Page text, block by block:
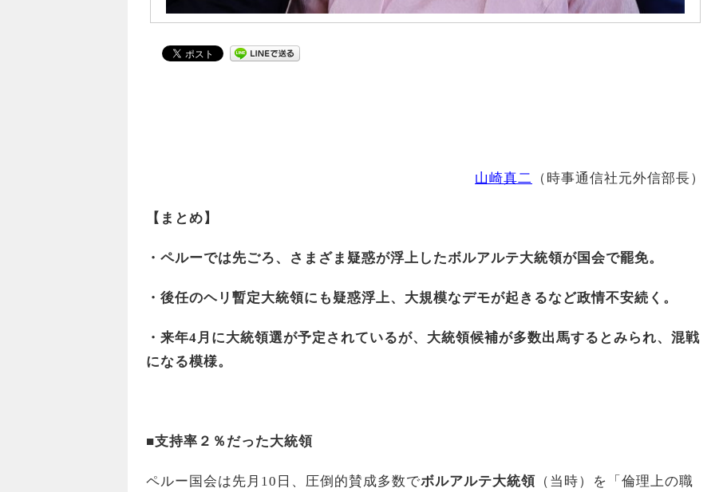
山崎真二 （時事通信社元外信部長）
【まとめ】
・ペルーでは先ごろ、さまざま疑惑が浮上したボルアルテ大統領が国会で罷免。
・後任のヘリ暫定大統領にも疑惑浮上、大規模なデモが起きるなど政情不安続く。
・来年4月に大統領選が予定されているが、大統領候補が多数出馬するとみられ、混戦
になる模様。
■支持率２％だった大統領
ペルー国会は先月10日、圧倒的賛成多数でボルアルテ大統領 （当時）を「倫理上の職